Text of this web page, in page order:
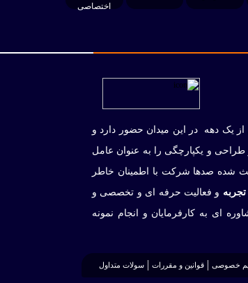
اختصاصی
یک دهه در این میدان حضور دارد و
طراحی و یکپارچگی را به عنوان عامل
شده صدها شرکت با اطمینان خاطر
و فعالیت حرفه ای و تخصصی و
ای به کارفرمایان و انجام نمونه
خصوصی قوانین و مقررات سولات متداول